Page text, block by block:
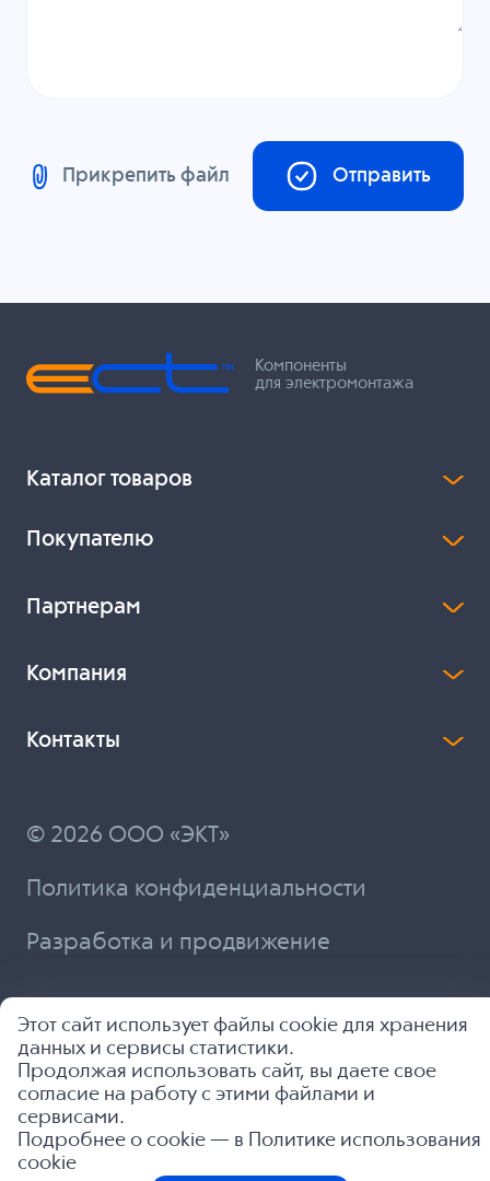
Прикрепить файл Отправить
Компоненты
для электромонтажа
Каталог товаров
Покупателю
Партнерам
Компания
Контакты
© 2026 ООО «ЭКТ»
Политика конфиденциальности
Разработка и продвижение
Этот сайт использует файлы cookie для хранения
данных и сервисы статистики.
Продолжая использовать сайт, вы даете свое
согласие на работу с этими файлами и
сервисами.
Подробнее о cookie — в
Политике использования
cookie